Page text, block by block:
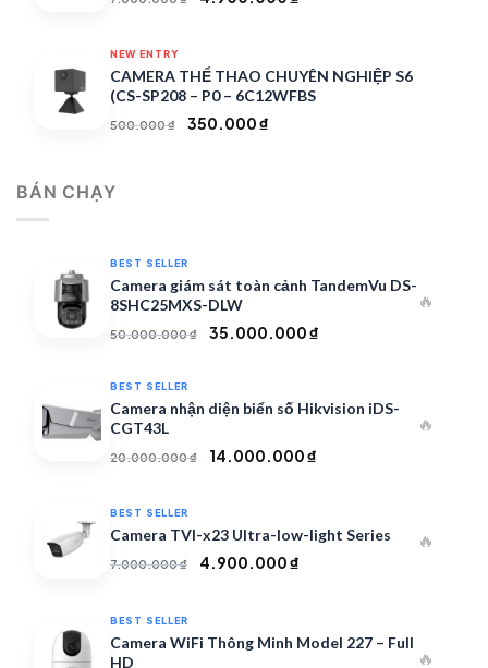
7.000.000 ₫.là:
4.900.000 ₫.
NEW ENTRY
CAMERA THỂ THAO CHUYÊN NGHIỆP S6
(CS-SP208 – P0 – 6C12WFBS
500.000₫
Giá
350.000₫
BÁN CHẠY
BEST SELLER
Camera giám sát toàn cảnh TandemVu DS-
8SHC25MXS-DLW
50.000.000₫
Giá
50.000.000 ₫.
35.000.000₫
là:
35.000.000 ₫.
🔥
BEST SELLER
Camera nhận diện biển số Hikvision iDS-
CGT43L
20.000.000₫
Giá
20.000.000 ₫.
14.000.000₫
là:
14.000.000 ₫.
🔥
BEST SELLER
Camera TVI-x23 Ultra-low-light Series
7.000.000₫
Giá
7.000.000 ₫.
4.900.000₫
là:
🔥
BEST SELLER
Camera WiFi Thông Minh Model 227 – Full
HD
🔥